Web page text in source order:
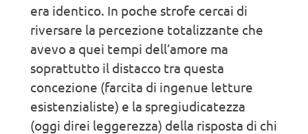
era identico. In poche strofe cercai di
riversare la percezione totalizzante che
avevo a quei tempi dell’amore ma
soprattutto il distacco tra questa
concezione (farcita di ingenue letture
esistenzialiste) e la spregiudicatezza
(oggi direi leggerezza) della risposta di chi